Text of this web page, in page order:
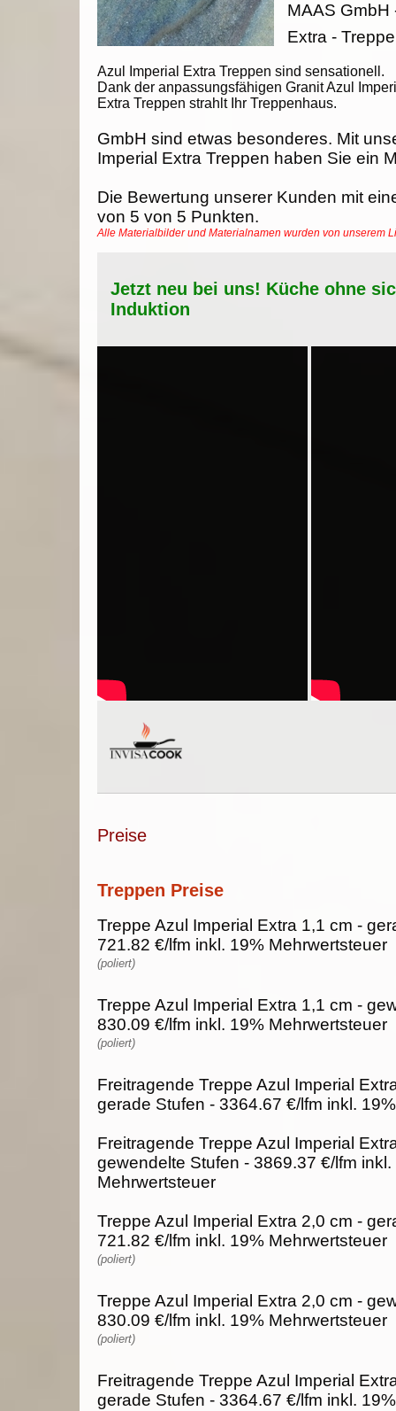
Azul Imperial Extra Treppen sind sensationell.
Dank der anpassungsfähigen Granit Azul
Extra Treppen strahlt Ihr Treppenhaus.
MAAS GmbH
Extra -
GmbH sind etwas besonderes. Mit
Imperial Extra Treppen haben Sie ein
Die Bewertung unserer Kunden mit
von 5 von 5 Punkten.
Alle Materialbilder und Materialnamen wurden von unserem
Jetzt neu bei uns! Küche ohne
Induktion
Preise
Treppen Preise
Treppe Azul Imperial Extra 1,1 cm -
721.82 €/lfm inkl. 19% Mehrwertsteuer
(poliert)
Treppe Azul Imperial Extra 1,1 cm -
830.09 €/lfm inkl. 19% Mehrwertsteuer
(poliert)
Freitragende Treppe Azul Imperial
gerade Stufen - 3364.67 €/lfm inkl.
Freitragende Treppe Azul Imperial
gewendelte Stufen - 3869.37 €/lfm inkl.
Mehrwertsteuer
Treppe Azul Imperial Extra 2,0 cm -
721.82 €/lfm inkl. 19% Mehrwertsteuer
(poliert)
Treppe Azul Imperial Extra 2,0 cm -
830.09 €/lfm inkl. 19% Mehrwertsteuer
(poliert)
Freitragende Treppe Azul Imperial
gerade Stufen - 3364.67 €/lfm inkl.